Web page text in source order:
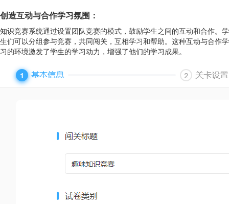
创造互动与合作学习氛围：
知识竞赛系统通过设置团队竞赛的模式，鼓励学生之间的互动和合作。学
生们可以分组参与竞赛，共同闯关，互相学习和帮助。这种互动与合作学
习的环境激发了学生的学习动力，增强了他们的学习成果。